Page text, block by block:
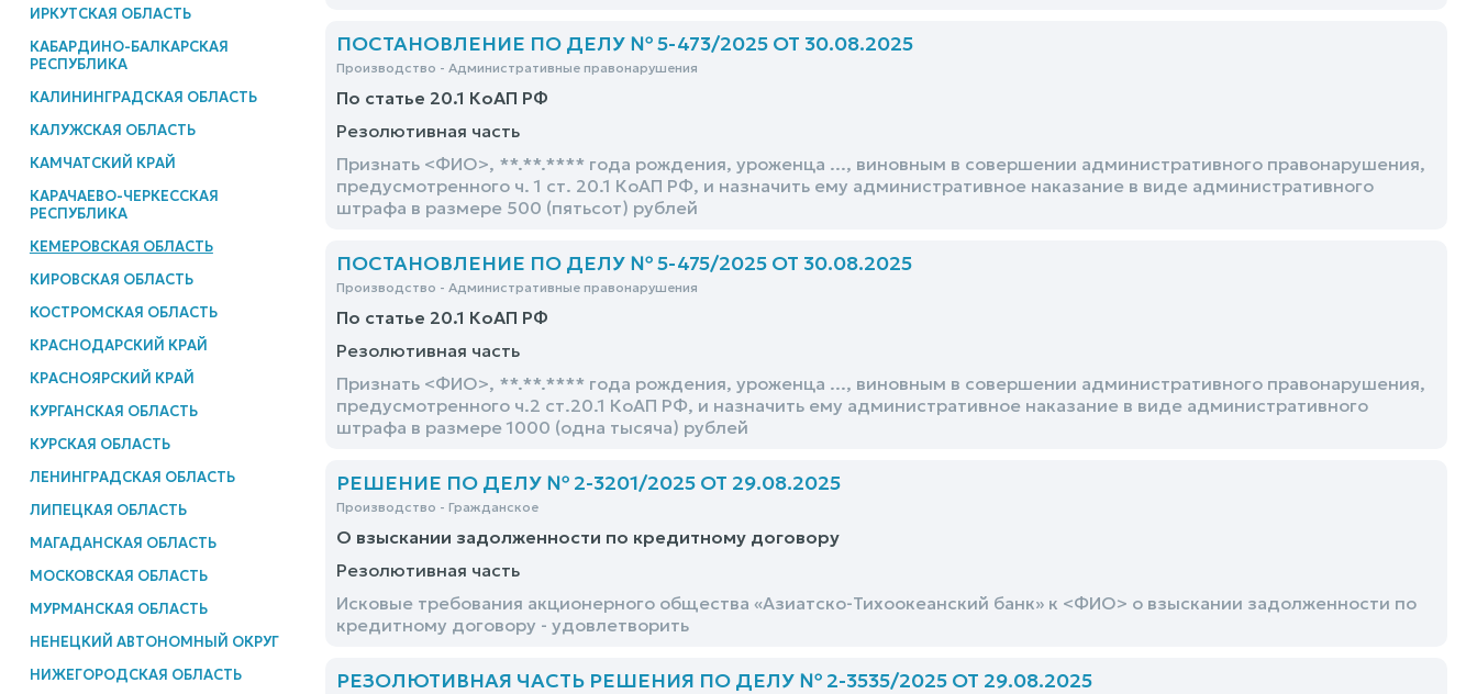
ИРКУТСКАЯ ОБЛАСТЬ
КАБАРДИНО-БАЛКАРСКАЯ
РЕСПУБЛИКА
КАЛИНИНГРАДСКАЯ ОБЛАСТЬ
КАЛУЖСКАЯ ОБЛАСТЬ
КАМЧАТСКИЙ КРАЙ
КАРАЧАЕВО-ЧЕРКЕССКАЯ
РЕСПУБЛИКА
КЕМЕРОВСКАЯ ОБЛАСТЬ
КИРОВСКАЯ ОБЛАСТЬ
КОСТРОМСКАЯ ОБЛАСТЬ
КРАСНОДАРСКИЙ КРАЙ
КРАСНОЯРСКИЙ КРАЙ
КУРГАНСКАЯ ОБЛАСТЬ
КУРСКАЯ ОБЛАСТЬ
ЛЕНИНГРАДСКАЯ ОБЛАСТЬ
ЛИПЕЦКАЯ ОБЛАСТЬ
МАГАДАНСКАЯ ОБЛАСТЬ
МОСКОВСКАЯ ОБЛАСТЬ
МУРМАНСКАЯ ОБЛАСТЬ
НЕНЕЦКИЙ АВТОНОМНЫЙ ОКРУГ
НИЖЕГОРОДСКАЯ ОБЛАСТЬ
ПОСТАНОВЛЕНИЕ ПО ДЕЛУ № 5-473/2025 ОТ 30.08.2025
Производство - Административные правонарушения
По статье 20.1 КоАП РФ
Резолютивная часть
Признать <ФИО>, **.**.**** года рождения, уроженца ..., виновным в совершении административного правонарушения,
предусмотренного ч. 1 ст. 20.1 КоАП РФ, и назначить ему административное наказание в виде административного
штрафа в размере 500 (пятьсот) рублей
ПОСТАНОВЛЕНИЕ ПО ДЕЛУ № 5-475/2025 ОТ 30.08.2025
Производство - Административные правонарушения
По статье 20.1 КоАП РФ
Резолютивная часть
Признать <ФИО>, **.**.**** года рождения, уроженца ..., виновным в совершении административного правонарушения,
предусмотренного ч.2 ст.20.1 КоАП РФ, и назначить ему административное наказание в виде административного
штрафа в размере 1000 (одна тысяча) рублей
РЕШЕНИЕ ПО ДЕЛУ № 2-3201/2025 ОТ 29.08.2025
Производство - Гражданское
О взыскании задолженности по кредитному договору
Резолютивная часть
Исковые требования акционерного общества «Азиатско-Тихоокеанский банк» к <ФИО> о взыскании задолженности по
кредитному договору - удовлетворить
РЕЗОЛЮТИВНАЯ ЧАСТЬ РЕШЕНИЯ ПО ДЕЛУ № 2-3535/2025 ОТ 29.08.2025